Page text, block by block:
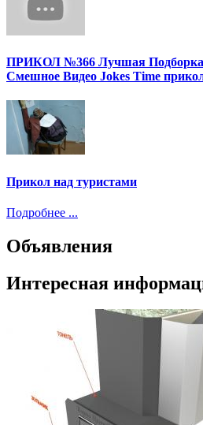
ПРИКОЛ №366 Лучшая Подборка
Смешное Видео Jokes Time
Прикол над туристами
Подробнее ...
Объявления
Интересная